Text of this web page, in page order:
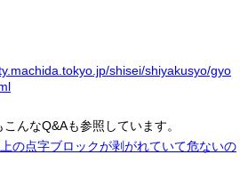
shisei/shiyakusyo/gyo
んなQ&Aも参照しています。
の点字ブロックが剥がれていて危ないの